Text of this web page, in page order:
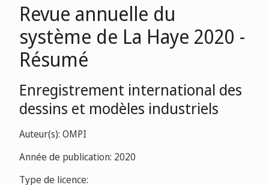
Revue annuelle du
système de La Haye 2020 -
Résumé
Enregistrement international des
dessins et modèles industriels
Auteur(s): OMPI
Année de publication: 2020
Type de licence: